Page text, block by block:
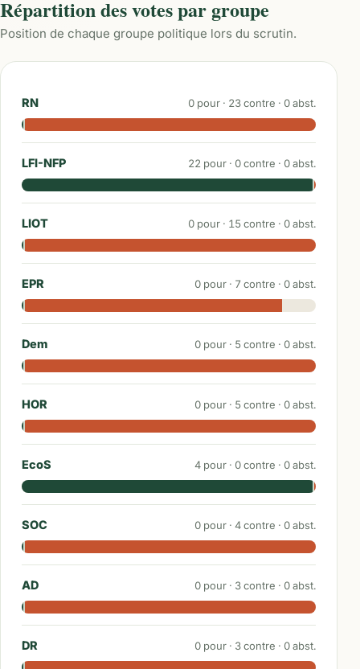
Répartition des votes par groupe
Position de chaque groupe politique lors du scrutin.
RN 0 pour · 23contre · 0abst.
LFI-NFP 22 pour · 0contre · 0abst.
LIOT 0 pour · 15contre · 0abst.
EPR 0 pour · 7contre · 0abst.
Dem 0 pour · 5contre · 0abst.
HOR 0 pour · 5contre · 0abst.
EcoS 4 pour · 0contre · 0abst.
SOC 0 pour · 4contre · 0abst.
AD 0 pour · 3contre · 0abst.
DR 0 pour · 3contre · 0abst.